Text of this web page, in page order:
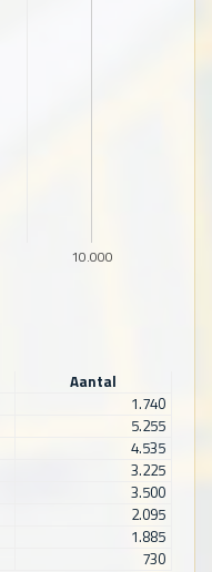
10.000
Aantal
1.740
5.255
4.535
3.225
3.500
2.095
1.885
730